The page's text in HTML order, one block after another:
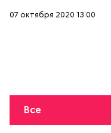
07 октября 2020 13:00
Все